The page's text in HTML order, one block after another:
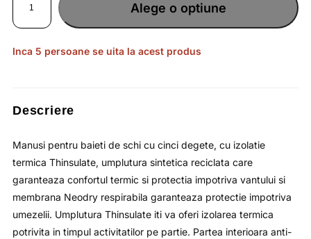
pentru
calduroase
cu
termica
THINSULATE
4F
JUNIOR
Alege o optiune
Inca 5 persoane se uita la acest produs
Descriere
Manusi pentru baieti de schi cu cinci degete, cu izolatie
termica Thinsulate, umplutura sintetica reciclata care
garanteaza confortul termic si protectia impotriva vantului si
membrana Neodry respirabila garanteaza protectie impotriva
umezelii. Umplutura Thinsulate iti va oferi izolarea termica
potrivita in timpul activitatilor pe partie. Partea interioara anti-